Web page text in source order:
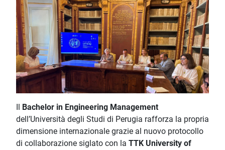
Il Bachelor in Engineering Management
dell’Università degli Studi di Perugia rafforza la propria
dimensione internazionale grazie al nuovo protocollo
di collaborazione siglato con la TTK University of